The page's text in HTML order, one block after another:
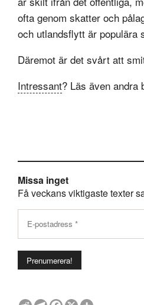
ofta genom skatter och
och utlandsflytt är populära
Däremot är det svårt att
Intressant? Läs även andra
Missa inget
Få veckans viktigaste texter